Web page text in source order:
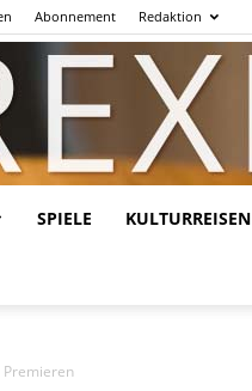
Abonnement Redaktion
SPIELE KULTURREISEN
Premieren